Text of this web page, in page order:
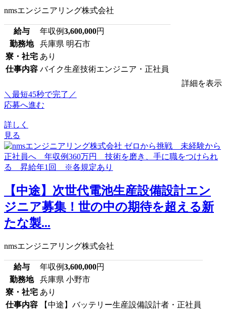
nmsエンジニアリング株式会社
給与 年収例3,600,000円
勤務地
兵庫県 明石市
寮・社宅 あり
仕事内容 バイク生産技術エンジニア・正社員
詳細を表示
＼最短45秒で完了／
応募へ進む
詳しく
見る
【中途】次世代電池生産設備設計エン
ジニア募集！世の中の期待を超える新
たな製...
nmsエンジニアリング株式会社
給与 年収例3,600,000円
勤務地
兵庫県 小野市
寮・社宅 あり
仕事内容
【中途】バッテリー生産設備設計者・正社員